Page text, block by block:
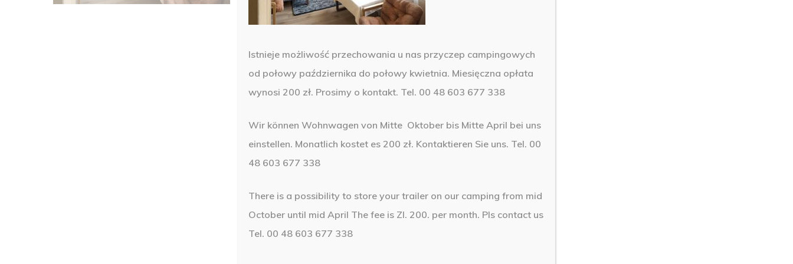
Istnieje możliwość przechowania u nas przyczep campingowych
od połowy października do połowy kwietnia. Miesięczna opłata
wynosi 200 zł. Prosimy o kontakt. Tel. 00 48 603 677 338
Wir können Wohnwagen von Mitte Oktober bis Mitte April bei uns
einstellen. Monatlich kostet es 200 zł. Kontaktieren Sie uns. Tel. 00
48 603 677 338
There is a possibility to store your trailer on our camping from mid
October until mid April The fee is Zl. 200. per month. Pls contact us
Tel. 00 48 603 677 338